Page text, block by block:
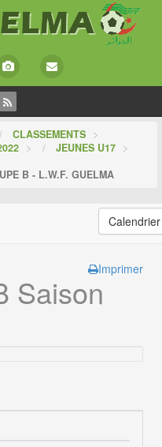
CLASSEMENTS >
> JEUNES U17 >
B - L.W.F. GUELMA
Calendrier
Imprimer
Saison